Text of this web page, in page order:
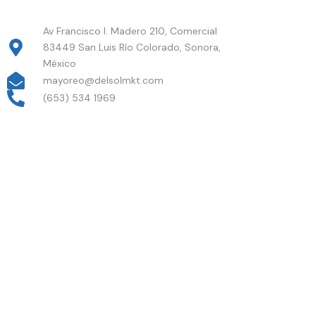
Av Francisco I. Madero 210, Comercial
83449 San Luis Río Colorado, Sonora,
México
mayoreo@delsolmkt.com
(653) 534 1969